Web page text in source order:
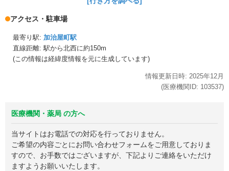
アクセス・駐車場
最寄り駅: 加治屋町駅
直線距離: 駅から北西に約150m
(この情報は経緯度情報を元に生成しています)
情報更新日時: 2025年12月
(医療機関ID: 103537)
医療機関・薬局 の方へ
当サイトはお電話での対応を行っておりません。
ご希望の内容ごとにお問い合わせフォームをご用意しておりま
すので、お手数ではございますが、下記よりご連絡をいただけ
ますようお願いいたします。